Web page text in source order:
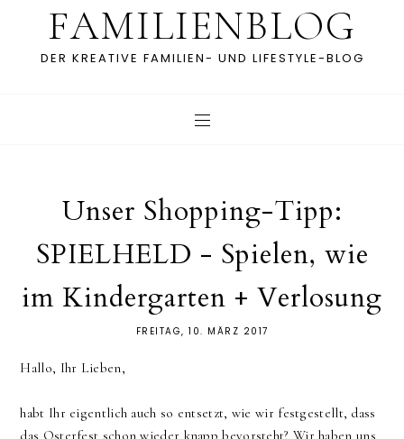
FAMILIENBLOG
DER KREATIVE FAMILIEN- UND LIFESTYLE-BLOG
Unser Shopping-Tipp:
SPIELHELD - Spielen, wie
im Kindergarten + Verlosung
FREITAG, 10. MÄRZ 2017
Hallo, Ihr Lieben,
habt Ihr eigentlich auch so entsetzt, wie wir festgestellt, dass
das Osterfest schon wieder knapp bevorsteht? Wir haben uns